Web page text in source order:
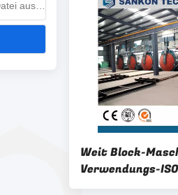
Weit Block-
Verwendungs-
Autoklav-AAC